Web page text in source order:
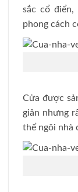
sắc cổ
phong cách
Cửa được
giản nhưng
thể ngôi nhà